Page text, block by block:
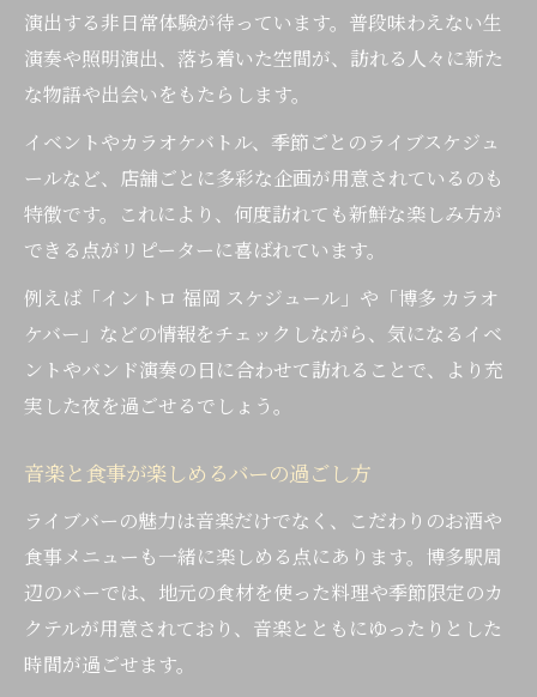
演出する非日常体験が待っています。普段味わえない生
演奏や照明演出、落ち着いた空間が、訪れる人々に新た
な物語や出会いをもたらします。
イベントやカラオケバトル、季節ごとのライブスケジュ
ールなど、店舗ごとに多彩な企画が用意されているのも
特徴です。これにより、何度訪れても新鮮な楽しみ方が
できる点がリピーターに喜ばれています。
例えば「イントロ 福岡 スケジュール」や「博多 カラオ
ケバー」などの情報をチェックしながら、気になるイベ
ントやバンド演奏の日に合わせて訪れることで、より充
実した夜を過ごせるでしょう。
音楽と食事が楽しめるバーの過ごし方
ライブバーの魅力は音楽だけでなく、こだわりのお酒や
食事メニューも一緒に楽しめる点にあります。博多駅周
辺のバーでは、地元の食材を使った料理や季節限定のカ
クテルが用意されており、音楽とともにゆったりとした
時間が過ごせます。